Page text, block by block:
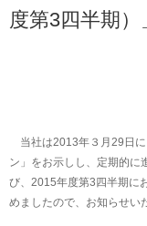
度第3四半期
当社は2013年３月29日に
ン」をお示しし、定期的に
び、2015年度第3四半期に
めましたので、お知らせい